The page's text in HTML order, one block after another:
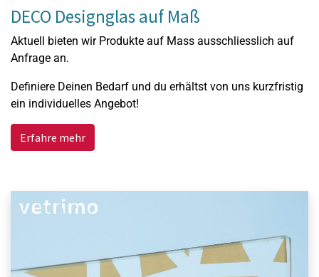
DECO Designglas auf Maß
Aktuell bieten wir Produkte auf Mass ausschliesslich auf
Anfrage an.
Definiere Deinen Bedarf und du erhältst von uns kurzfristig
ein individuelles Angebot!
Erfahre mehr